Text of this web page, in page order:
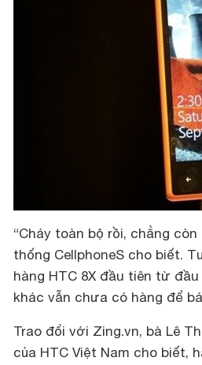
“Cháy toàn bộ rồi, chẳng
thống CellphoneS cho biết.
hàng HTC 8X đầu tiên từ
khác vẫn chưa có hàng để
Trao đổi với Zing.vn, bà Lê
của HTC Việt Nam cho biết,